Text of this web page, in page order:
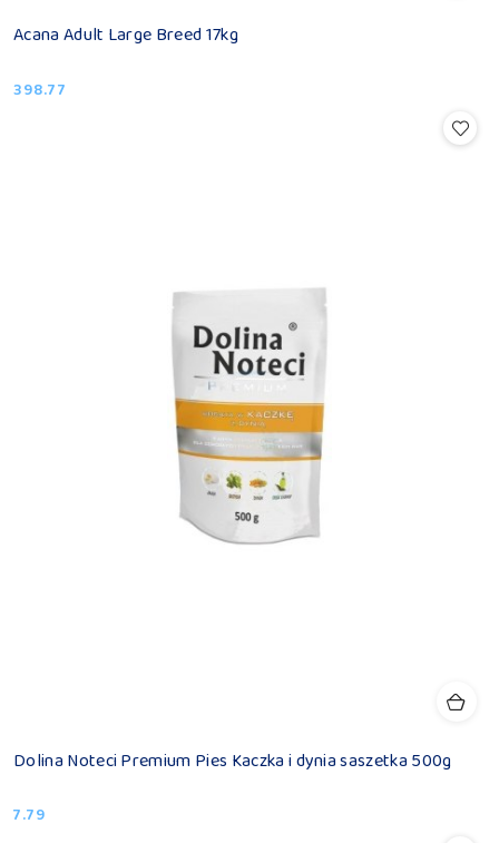
Acana Adult Large Breed 17kg
Cena:
398.77
Dolina Noteci Premium Pies Kaczka i dynia saszetka 500g
Cena:
7.79